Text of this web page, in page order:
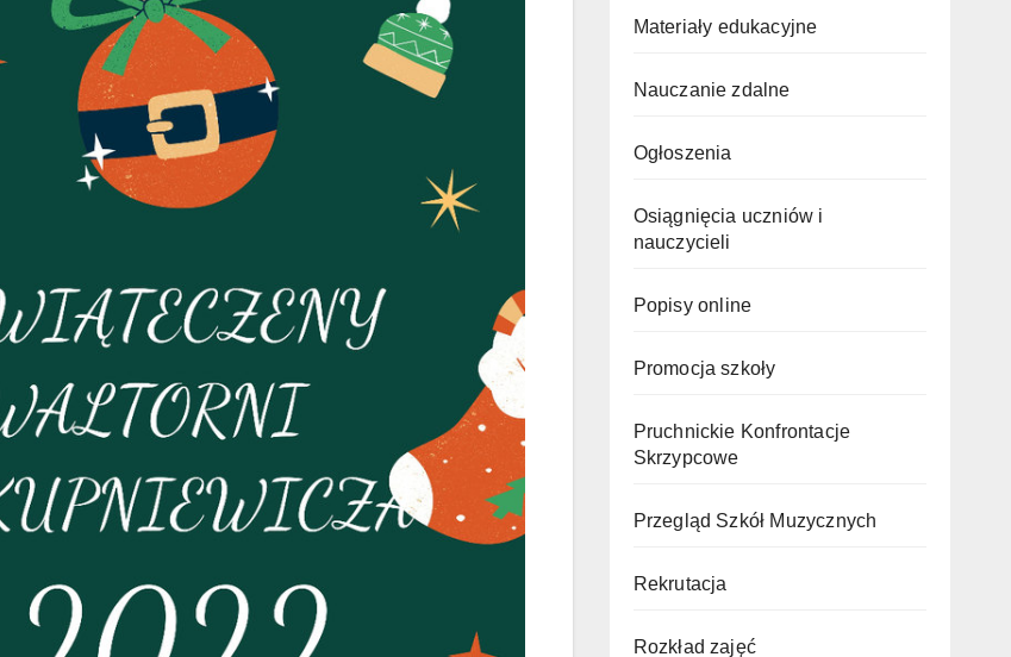
Materiały edukacyjne
Nauczanie zdalne
Ogłoszenia
Osiągnięcia uczniów i
nauczycieli
Popisy online
Promocja szkoły
Pruchnickie Konfrontacje
Skrzypcowe
Przegląd Szkół Muzycznych
Rekrutacja
Rozkład zajęć